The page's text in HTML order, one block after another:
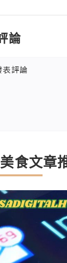
論
表評論
食文章